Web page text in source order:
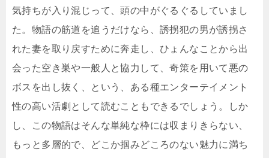
気持ちが入り混じって、頭の中がぐるぐるしていまし
た。物語の筋道を追うだけなら、誘拐犯の男が誘拐さ
れた妻を取り戻すために奔走し、ひょんなことから出
会った空き巣や一般人と協力して、奇策を用いて悪の
ボスを出し抜く、という、ある種エンターテイメント
性の高い活劇として読むこともできるでしょう。しか
し、この物語はそんな単純な枠には収まりきらない、
もっと多層的で、どこか掴みどころのない魅力に満ち